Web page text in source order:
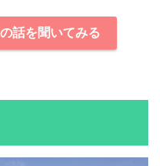
話を聞いてみる